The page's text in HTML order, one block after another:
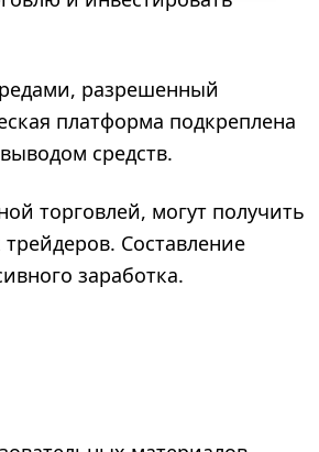
разрешенный
платформа подкреплена
средств.
торговлей, могут получить
Составление
заработка.